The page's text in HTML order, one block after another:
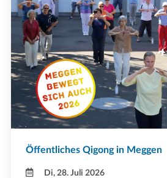
Öffentliches Qigong in Meggen
Di, 28. Juli 2026